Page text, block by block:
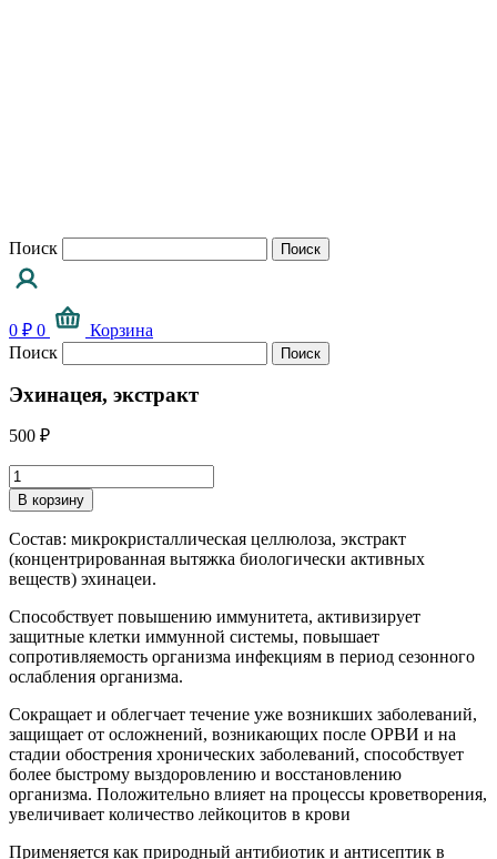
Поиск Поиск
0 ₽ 0
Корзина
Поиск
Поиск
Эхинацея, экстракт
500 ₽
Количество
товара
Эхинацея,
экстракт
В корзину
Состав: микрокристаллическая целлюлоза, экстракт
(концентрированная вытяжка биологически активных
веществ) эхинацеи.
Способствует повышению иммунитета, активизирует
защитные клетки иммунной системы, повышает
сопротивляемость организма инфекциям в период сезонного
ослабления организма.
Сокращает и облегчает течение уже возникших заболеваний,
защищает от осложнений, возникающих после ОРВИ и на
стадии обострения хронических заболеваний, способствует
более быстрому выздоровлению и восстановлению
организма. Положительно влияет на процессы кроветворения,
увеличивает количество лейкоцитов в крови
Применяется как природный антибиотик и антисептик в